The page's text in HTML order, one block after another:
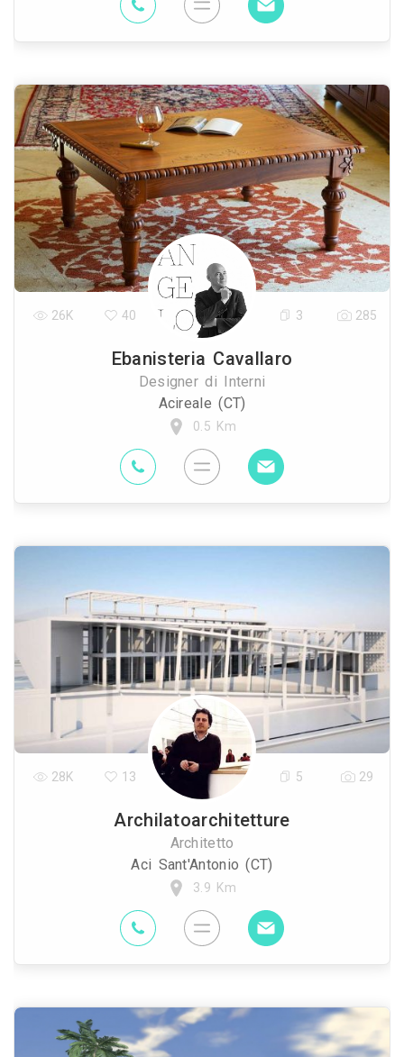
Ebanisteria Cavallaro
Designer di Interni
Acireale (CT)
0.5 Km
26K 40 3 285
Archilatoarchitetture
Architetto
Aci Sant'Antonio (CT)
3.9 Km
28K 13 5 29